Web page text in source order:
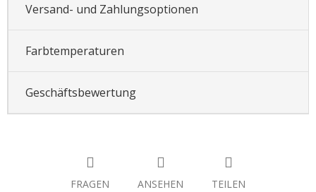
Versand- und Zahlungsoptionen
Farbtemperaturen
Geschäftsbewertung
FRAGEN ANSEHEN TEILEN